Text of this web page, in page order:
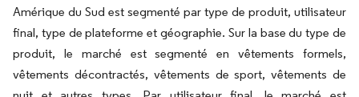
Amérique du Sud est segmenté par type de produit, utilisateur
final, type de plateforme et géographie. Sur la base du type de
produit, le marché est segmenté en vêtements formels,
vêtements décontractés, vêtements de sport, vêtements de